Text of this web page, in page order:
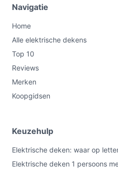
Navigatie
Home
Alle elektrische dekens
Top 10
Reviews
Merken
Koopgidsen
Keuzehulp
Elektrische deken: waar op
Elektrische deken 1 persoons